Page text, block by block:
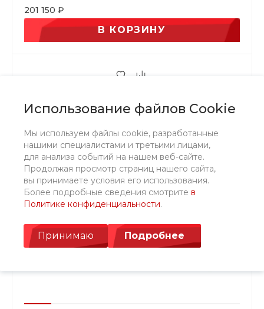
Использование файлов Cookie
Мы используем файлы cookie, разработанные
нашими специалистами и третьими лицами,
для анализа событий на нашем веб-сайте.
Продолжая просмотр страниц нашего сайта,
вы принимаете условия его использования.
Более подробные сведения смотрите в
Политике конфиденциальности.
Принимаю Подробнее
201 150 ₽
В КОРЗИНУ